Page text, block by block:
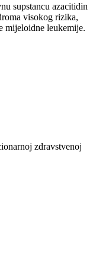
supstancu azacitidin
visokog rizika,
mijeloidne leukemije.
zdravstvenoj